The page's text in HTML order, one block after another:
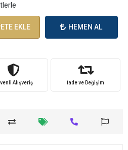
EKLE HEMEN AL
Alışveriş İade ve Değişim